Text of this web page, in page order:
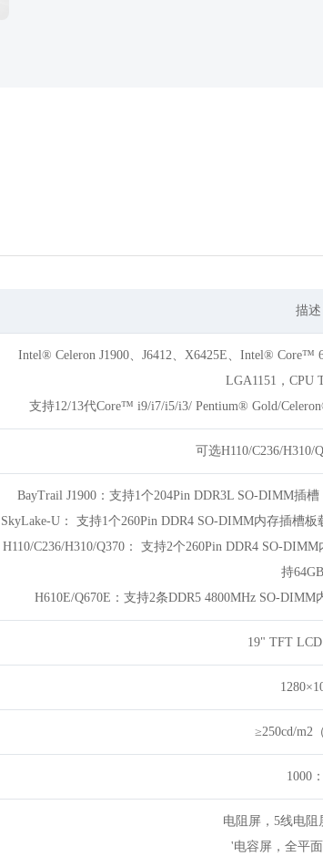
描述
Intel® Celeron J1900、J6412、X6425E、Intel®
LGA1151，CPU
支持12/13代Core™ i9/i7/i5/i3/ Pentium® Gold/
可选H110/C236/H310/
BayTrail J1900：支持1个204Pin DDR3L SO-DIMM插
SkyLake-U： 支持1个260Pin DDR4 SO-DIMM内存插槽
H110/C236/H310/Q370： 支持2个260Pin DDR4 SO-
持64GB
H610E/Q670E：支持2条DDR5 4800MHz SO-
19" TFT
≥250cd/m2
1000
电阻屏，5线电阻
'电容屏，全平